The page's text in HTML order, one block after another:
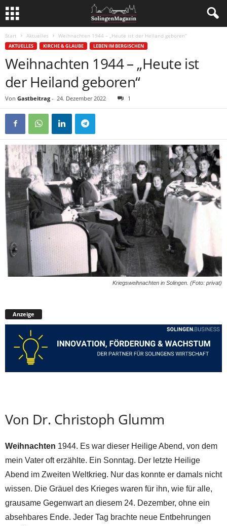
Start Aktuelles Weihnachten 1944 – „Heute ist der Heiland geboren“
AKTUELLES KIRCHE & GLAUBE LEBEN IM BERGISCHEN
Weihnachten 1944 – „Heute ist
der Heiland geboren“
Von Gastbeitrag - 24. Dezember 2022 1
Kriegsweihnachten in Solingen. (Foto: privat)
Anzeige
Von Dr. Christoph Glumm
Weihnachten 1944. Es war dieser Heilige Abend, von dem
mein Vater oft erzählte. Ein Sonntag. Der letzte Heilige
Abend im Zweiten Weltkrieg. Nur das konnte er damals nicht
wissen. Die Gräuel des Krieges waren für ihn, wie für alle,
grausame Gegenwart an diesem 24. Dezember, ohne ein
absehbares Ende. Jeder Tag brachte neue Entbehrungen